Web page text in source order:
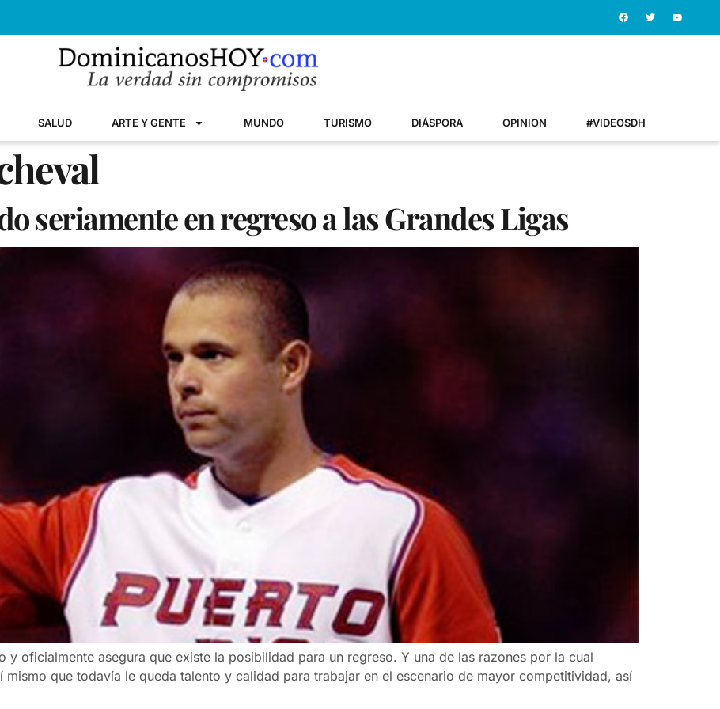
SALUD ARTE Y GENTE MUNDO TURISMO DIÁSPORA OPINION #VIDEOSDH
seriamente en regreso a las Grandes Ligas
y oficialmente asegura que existe la posibilidad para un regreso. Y una de las razones por la cual
mismo que todavía le queda talento y calidad para trabajar en el escenario de mayor competitividad, así